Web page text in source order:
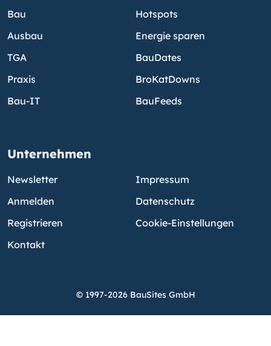
Bau
Ausbau
TGA
Praxis
Bau-IT
Hotspots
Energie sparen
BauDates
BroKatDowns
BauFeeds
Unternehmen
Newsletter
Anmelden
Registrieren
Kontakt
Impressum
Datenschutz
Cookie-Einstellungen
© 1997-2026 BauSites GmbH